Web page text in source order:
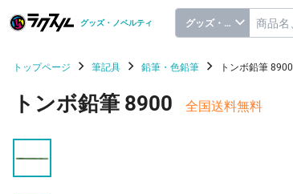
グッズ・ノベルティ グッズ・ノベルティ
トップページ 筆記具 鉛筆・色鉛筆 トンボ鉛筆 8900
トンボ鉛筆 8900 全国送料無料